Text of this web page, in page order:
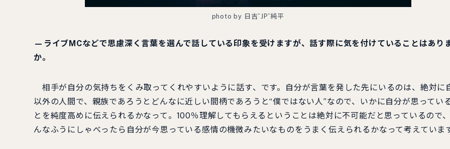
photo by 日吉”JP”純平
—ライブMCなどで思慮深く言葉を選んで話している印象を受けますが、話す際に気を付けていることはあり
か。
相手が自分の気持ちをくみ取ってくれやすいように話す、です。自分が言葉を発した先にいるのは、絶対に
以外の人間で、親族であろうとどんなに近しい間柄であろうと“僕ではない人”なので、いかに自分が思ってい
とを純度高めに伝えられるかなって。100％理解してもらえるということは絶対に不可能だと思っているので
んなふうにしゃべったら自分が今思っている感情の機微みたいなものをうまく伝えられるかなって考えていま